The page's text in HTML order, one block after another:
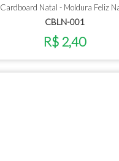
Cardboard Natal - Moldura Feliz
CBLN-001
R$ 2,40